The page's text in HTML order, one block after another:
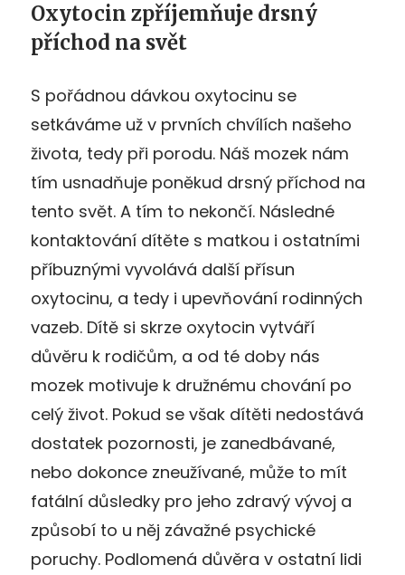
Oxytocin zpříjemňuje drsný
příchod na svět
S pořádnou dávkou oxytocinu se
setkáváme už v prvních chvílích našeho
života, tedy při porodu. Náš mozek nám
tím usnadňuje poněkud drsný příchod na
tento svět. A tím to nekončí. Následné
kontaktování dítěte s matkou i ostatními
příbuznými vyvolává další přísun
oxytocinu, a tedy i upevňování rodinných
vazeb. Dítě si skrze oxytocin vytváří
důvěru k rodičům, a od té doby nás
mozek motivuje k družnému chování po
celý život. Pokud se však dítěti nedostává
dostatek pozornosti, je zanedbávané,
nebo dokonce zneužívané, může to mít
fatální důsledky pro jeho zdravý vývoj a
způsobí to u něj závažné psychické
poruchy. Podlomená důvěra v ostatní lidi